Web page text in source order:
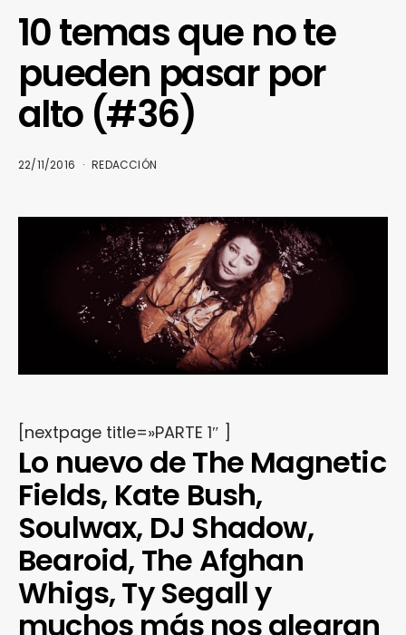
10 temas que no te
pueden pasar por
alto (#36)
22/11/2016 REDACCIÓN
[nextpage title=»PARTE 1″ ]
Lo nuevo de The Magnetic
Fields, Kate Bush,
Soulwax, DJ Shadow,
Bearoid, The Afghan
Whigs, Ty Segall y
muchos más nos alegran